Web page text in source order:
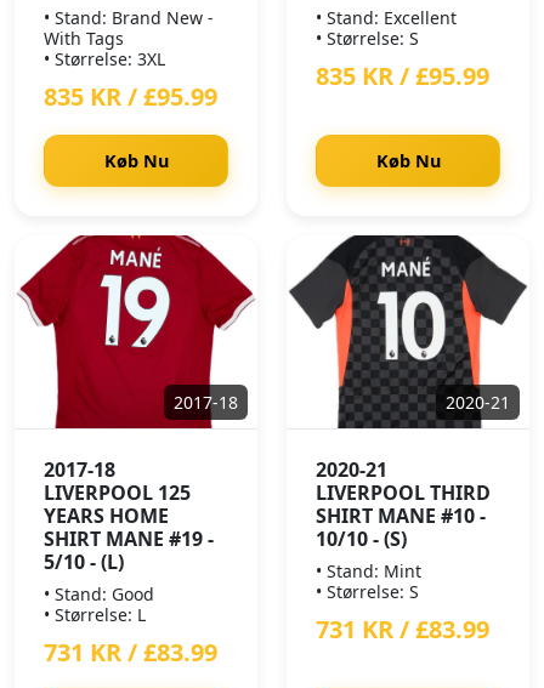
• Stand: Brand New -
With Tags
• Størrelse: 3XL
835 KR / £95.99
Køb Nu
• Stand: Excellent
• Størrelse: S
835 KR / £95.99
Køb Nu
2017-18
2017-18
LIVERPOOL 125
YEARS HOME
SHIRT MANE #19 -
5/10 - (L)
• Stand: Good
• Størrelse: L
731 KR / £83.99
2020-21
2020-21
LIVERPOOL THIRD
SHIRT MANE #10 -
10/10 - (S)
• Stand: Mint
• Størrelse: S
731 KR / £83.99